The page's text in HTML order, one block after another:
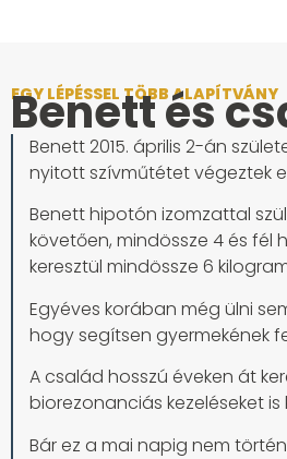
EGY LÉPÉSSEL TÖBB ALAPÍTVÁNY
Benett és
Benett 2015. április 2-án
nyitott szívműtétet végeztek
Benett hipotón izomzattal
követően, mindössze 4 és fél
keresztül mindössze 6
Egyéves korában még ülni
hogy segítsen gyermekének
A család hosszú éveken át
biorezonanciás kezeléseket
Bár ez a mai napig nem